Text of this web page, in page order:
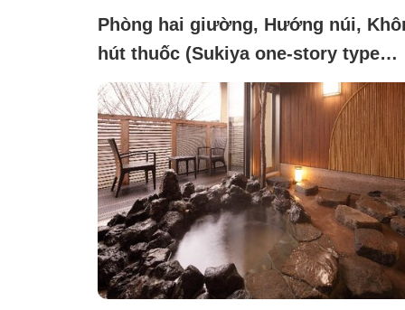
Phòng hai giường, Hướng núi,
hút thuốc (Sukiya one-story type
'Sagano' ~twin~ [Rock Bath])